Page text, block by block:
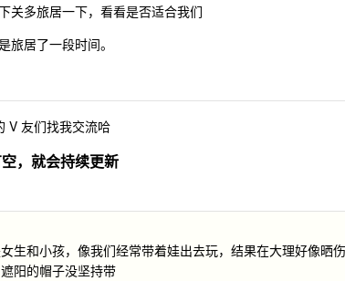
关多旅居一下，看看是否适合我们
居了一段时间。
V 友们找我交流哈
，就会持续更新
生和小孩，像我们经常带着娃出去玩，结果在大理好像晒伤
阳的帽子没坚持带